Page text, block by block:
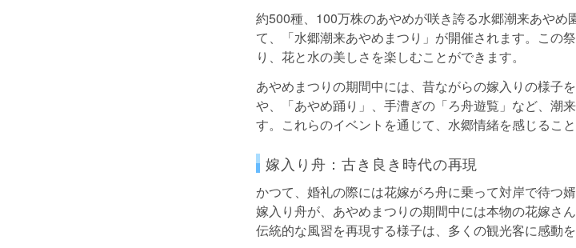
約500種、100万株のあやめが咲き誇る水郷潮来あや
て、「水郷潮来あやめまつり」が開催されます。この
り、花と水の美しさを楽しむことができます。
あやめまつりの期間中には、昔ながらの嫁入りの様子
や、「あやめ踊り」、手漕ぎの「ろ舟遊覧」など、潮
す。これらのイベントを通じて、水郷情緒を感じること
嫁入り舟：古き良き時代の再現
かつて、婚礼の際には花嫁がろ舟に乗って対岸で待つ
嫁入り舟が、あやめまつりの期間中には本物の花嫁さ
伝統的な風習を再現する様子は、多くの観光客に感動を